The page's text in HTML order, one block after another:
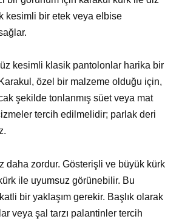
kesimli bir etek veya elbise
kesimli klasik pantolonlar harika bir
özel bir malzeme olduğu için,
şekilde tonlanmış süet veya mat
tercih edilmelidir; parlak deri
daha zordur. Gösterişli ve büyük kürk
ile uyumsuz görünebilir. Bu
bir yaklaşım gerekir. Başlık olarak
veya şal tarzı palantinler tercih